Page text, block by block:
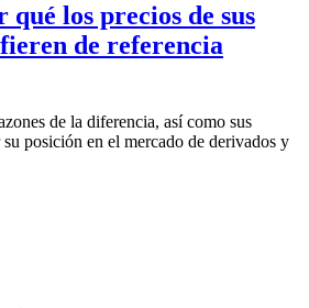
los precios de sus
de referencia
de la diferencia, así como sus
su posición en el mercado de derivados y